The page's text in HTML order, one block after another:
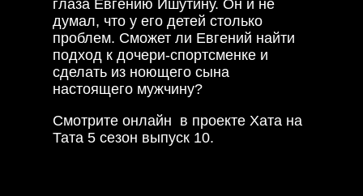
глаза Евгению Ишутину. Он и не
думал, что у его детей столько
проблем. Сможет ли Евгений найти
подход к дочери-спортсменке и
сделать из ноющего сына
настоящего мужчину?
Смотрите онлайн в проекте Хата на
Тата 5 сезон выпуск 10.